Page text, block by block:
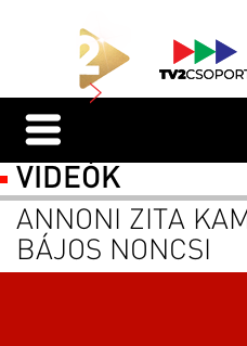
VIDEÓK
ANNONI ZITA
BÁJOS NONCSI